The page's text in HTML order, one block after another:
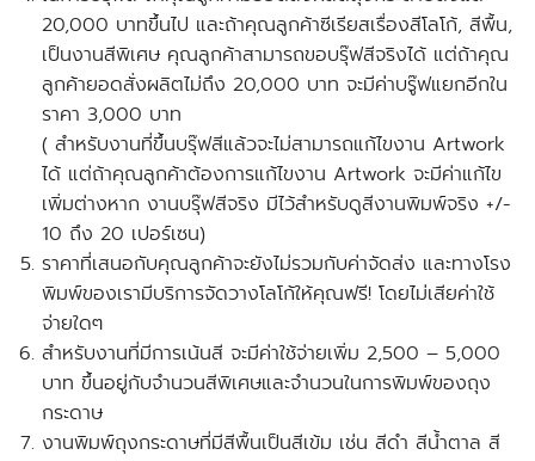
20,000 บาทขึ้นไป และถ้าคุณลูกค้าซีเรียสเรื่องสีโลโก้, สีพื้น,
เป็นงานสีพิเศษ คุณลูกค้าสามารถขอบรุ๊ฟสีจริงได้ แต่ถ้าคุณ
ลูกค้ายอดสั่งผลิตไม่ถึง 20,000 บาท จะมีค่าบรู๊ฟแยกอีกใน
ราคา 3,000 บาท
( สำหรับงานที่ขึ้นบรุ๊ฟสีแล้วจะไม่สามารถแก้ไขงาน Artwork
ได้ แต่ถ้าคุณลูกค้าต้องการแก้ไขงาน Artwork จะมีค่าแก้ไข
เพิ่มต่างหาก งานบรุ๊ฟสีจริง มีไว้สำหรับดูสีงานพิมพ์จริง +/-
10 ถึง 20 เปอร์เซน)
ราคาที่เสนอกับคุณลูกค้าจะยังไม่รวมกับค่าจัดส่ง และทางโรง
พิมพ์ของเรามีบริการจัดวางโลโก้ให้คุณฟรี!โดยไม่เสียค่าใช้
จ่ายใดๆ
สำหรับงานที่มีการเน้นสี จะมีค่าใช้จ่ายเพิ่ม 2,500 – 5,000
บาท ขึ้นอยู่กับจำนวนสีพิเศษและจำนวนในการพิมพ์ของถุง
กระดาษ
งานพิมพ์ถุงกระดาษที่มีสีพื้นเป็นสีเข้ม เช่น สีดำ สีน้ำตาล สี